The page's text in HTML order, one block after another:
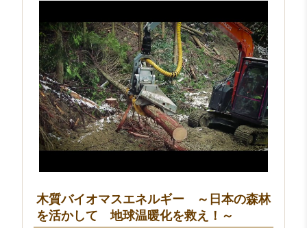
木質バイオマスエネルギー ～日本の森林
を活かして 地球温暖化を救え！～